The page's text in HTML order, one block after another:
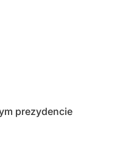
prezydencie